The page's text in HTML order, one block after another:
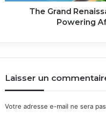
The Grand
Powering
Laisser un
Votre adresse e-mail ne sera